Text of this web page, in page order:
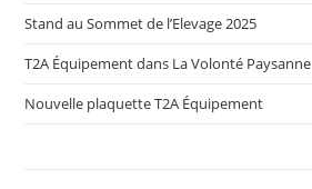
Stand au Sommet de l’Elevage 2025
T2A Équipement dans La Volonté Paysanne
Nouvelle plaquette T2A Équipement